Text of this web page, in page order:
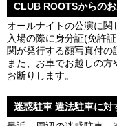
CLUB ROOTSからの
オールナイトの公演に関
入場の際に身分証(免許
関が発行する顔写真付の
また、お車でお越しの
お断りします。
迷惑駐車 違法駐車に対